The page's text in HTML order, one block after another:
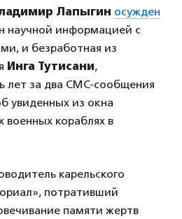
Лапыгин осужден
научной информацией с
и безработная из
Инга Тутисани,
лет за два СМС-сообщения
увиденных из окна
военных кораблях в
карельского
потративший
памяти жертв